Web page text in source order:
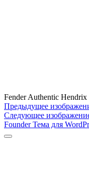
Fender Authentic Hendrix
Предыдущее
Следующее
Founder Тема для
Прокрутка